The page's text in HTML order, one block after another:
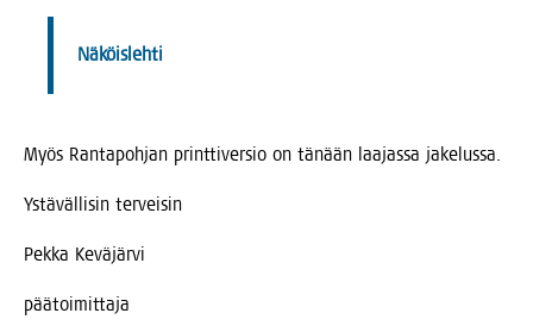
Näköis­leh­ti
Myös Ran­ta­poh­jan print­ti­ver­sio on tänään laa­jas­sa jakelussa.
Ystä­väl­li­sin terveisin
Pek­ka Keväjärvi
pää­toi­mit­ta­ja